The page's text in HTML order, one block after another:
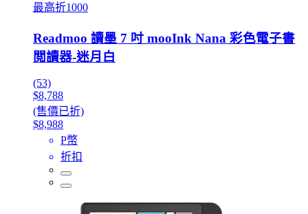
最高折1000
Readmoo 讀墨 7 吋 mooInk Nana 彩色電子書
閲讀器-迷月白
(53)
$8,788
(售價已折)
$8,988
P幣
折扣